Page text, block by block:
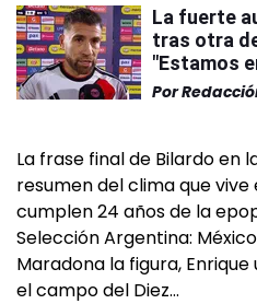
La fuerte
tras otra
"Estamos
Por
La frase final de Bilardo en
resumen del clima que
cumplen 24 años de la
Selección Argentina: México
Maradona la figura,
el campo del Diez…